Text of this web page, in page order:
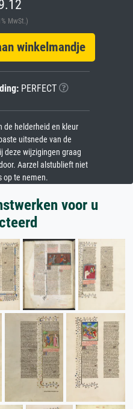
MwSt.)
winkelmandje
PERFECT
de helderheid en kleur
uitsnede van de
deze wijzigingen graag
Aarzel alstublieft niet
op te nemen.
voor u